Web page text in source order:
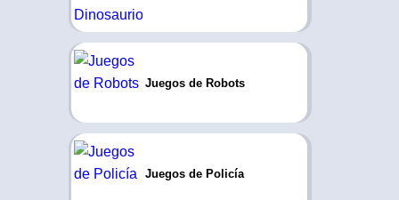
Juegos de Robots
Juegos de Policía